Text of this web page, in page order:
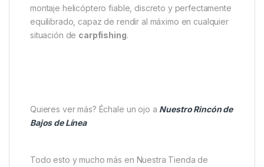
montaje helicóptero fiable, discreto y perfectamente
equilibrado, capaz de rendir al máximo en cualquier
situación de carpfishing.
Quieres ver más? Échale un ojo a Nuestro Rincón de
Bajos de Línea
Todo esto y mucho más en Nuestra Tienda de